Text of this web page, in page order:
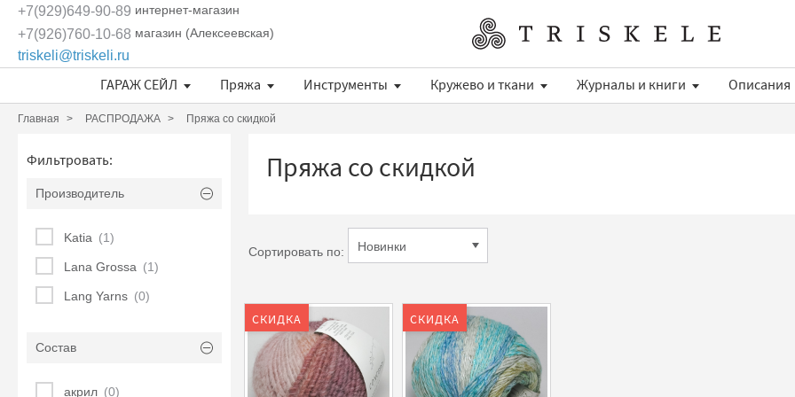
+7(929)649-90-89 интернет-магазин
+7(926)760-10-68 магазин (Алексеевская)
triskeli@triskeli.ru
ГАРАЖ СЕЙЛ
Пряжа Инструменты Кружево и ткани Журналы и книги Описания
Главная РАСПРОДАЖА Пряжа со скидкой
Фильтровать:
Производитель
Katia (1)
Lana Grossa (1)
Lang Yarns (0)
Состав
акрил (0)
Пряжа со скидкой
Сортировать по:
СКИДКА СКИДКА